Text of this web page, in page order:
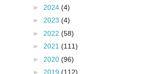
► 2024 (4)
► 2023 (4)
► 2022 (58)
► 2021 (111)
► 2020 (96)
► 2019 (112)